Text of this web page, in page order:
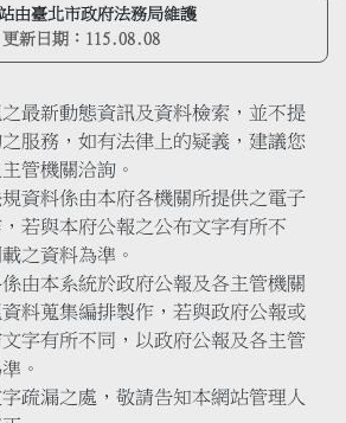
由臺北市政府法務局維護
更新日期： 115.08.08
最新動態資訊及資料檢索，並不提
服務，如有法律上的疑義，建議您
管機關洽詢。
資料係由本府各機關所提供之電子
若與本府公報之公布文字有所不
之資料為準。
由本系統於政府公報及各主管機關
料蒐集編排製作，若與政府公報或
字有所不同，以政府公報及各主管
。
疏漏之處，敬請告知本網站管理人